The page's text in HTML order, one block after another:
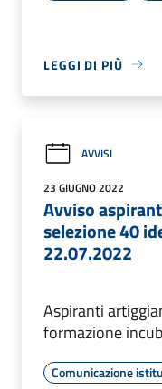
LEGGI DI PIÙ
AVVISI
23 GIUGNO 2022
Avviso
selezione 40
22.07.2022
Aspiranti
formazione
Comunicazione